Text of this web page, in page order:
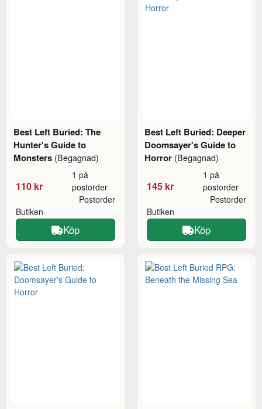
Best Left Buried: The
Hunter's Guide to
Monsters (Begagnad)
110 kr
1 på
postorder
Butiken
Postorder
Köp
Best Left Buried: Deeper
Doomsayer's Guide to
Horror (Begagnad)
145 kr
1 på
postorder
Butiken
Postorder
Köp